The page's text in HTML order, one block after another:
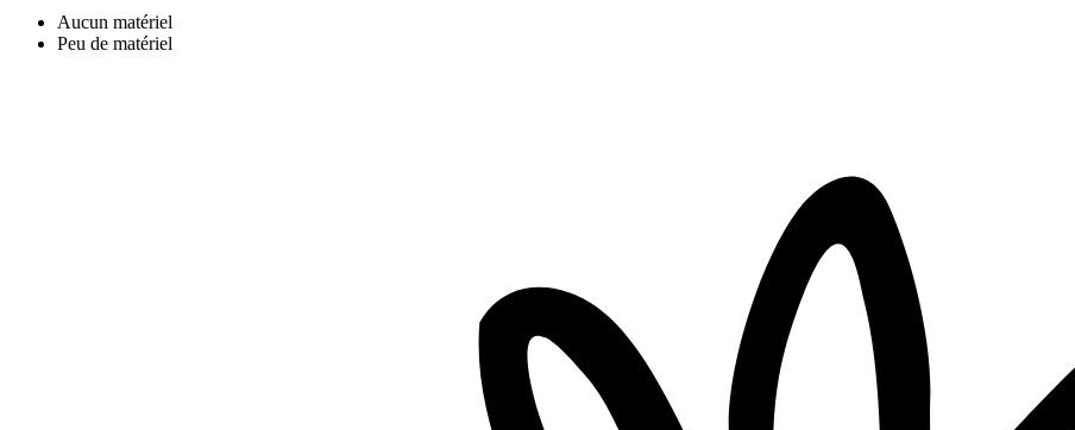
Aucun matériel
Peu de matériel